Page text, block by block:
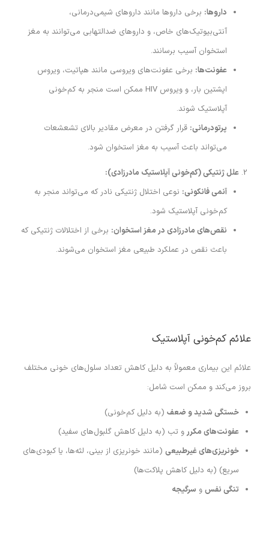
داروها: برخی داروها مانند داروهای شیمی‌درمانی،
آنتی‌بیوتیک‌های خاص، و داروهای ضدالتهابی می‌توانند به مغز
استخوان آسیب برسانند.
عفونت‌ها: برخی عفونت‌های ویروسی مانند هپاتیت، ویروس
اپشتین بار، و ویروس HIV ممکن است منجر به کم‌خونی
آپلاستیک شوند.
پرتودرمانی: قرار گرفتن در معرض مقادیر بالای تشعشعات
می‌تواند باعث آسیب به مغز استخوان شود.
علل ژنتیکی (کم‌خونی آپلاستیک مادرزادی):
آنمی فانکونی: نوعی اختلال ژنتیکی نادر که می‌تواند منجر به
کم‌خونی آپلاستیک شود.
نقص‌های مادرزادی در مغز استخوان: برخی از اختلالات ژنتیکی که
باعث نقص در عملکرد طبیعی مغز استخوان می‌شوند.
علائم کم‌خونی آپلاستیک
علائم این بیماری معمولاً به دلیل کاهش تعداد سلول‌های خونی مختلف
بروز می‌کند و ممکن است شامل:
خستگی شدید و ضعف (به دلیل کم‌خونی)
عفونت‌های مکرر و تب (به دلیل کاهش گلبول‌های سفید)
خونریزی‌های غیرطبیعی (مانند خونریزی از بینی، لثه‌ها، یا کبودی‌های
سریع) (به دلیل کاهش پلاکت‌ها)
تنگی نفس و سرگیجه